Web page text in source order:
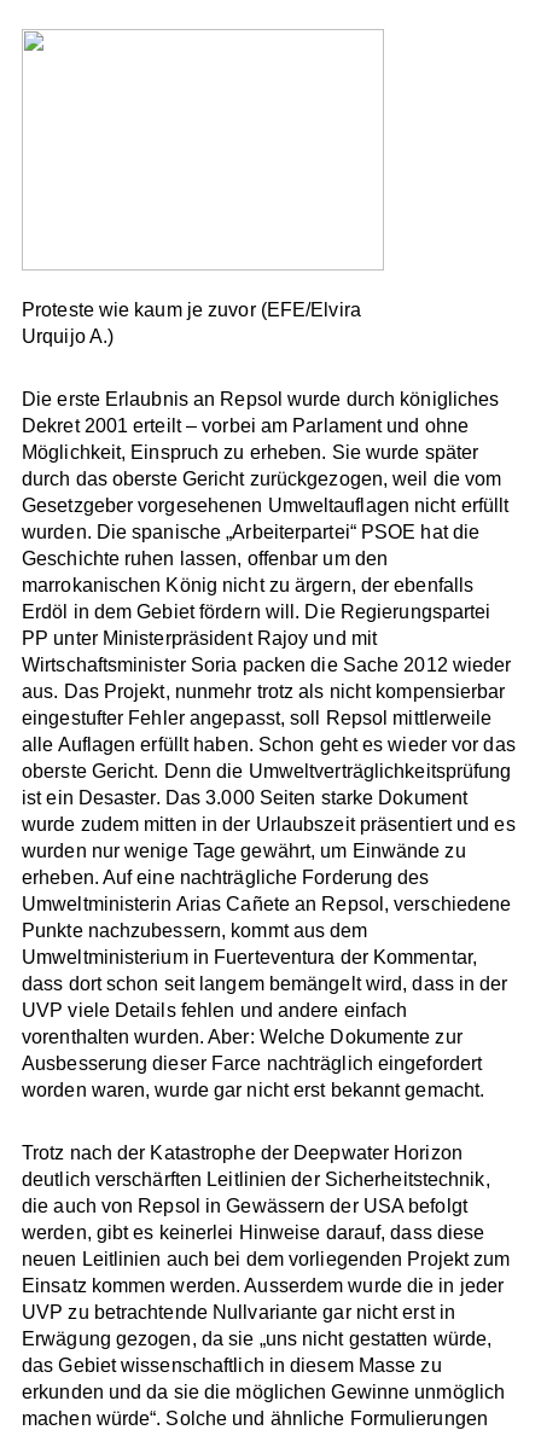
Proteste wie kaum je zuvor (EFE/Elvira
Urquijo A.)
Die erste Erlaubnis an Repsol wurde durch königliches
Dekret 2001 erteilt – vorbei am Parlament und ohne
Möglichkeit, Einspruch zu erheben. Sie wurde später
durch das oberste Gericht zurückgezogen, weil die vom
Gesetzgeber vorgesehenen Umweltauflagen nicht erfüllt
wurden. Die spanische „Arbeiterpartei“ PSOE hat die
Geschichte ruhen lassen, offenbar um den
marrokanischen König nicht zu ärgern, der ebenfalls
Erdöl in dem Gebiet fördern will. Die Regierungspartei
PP unter Ministerpräsident Rajoy und mit
Wirtschaftsminister Soria packen die Sache 2012 wieder
aus. Das Projekt, nunmehr trotz als nicht kompensierbar
eingestufter Fehler angepasst, soll Repsol mittlerweile
alle Auflagen erfüllt haben. Schon geht es wieder vor das
oberste Gericht. Denn die Umweltverträglichkeitsprüfung
ist ein Desaster. Das 3.000 Seiten starke Dokument
wurde zudem mitten in der Urlaubszeit präsentiert und es
wurden nur wenige Tage gewährt, um Einwände zu
erheben. Auf eine nachträgliche Forderung des
Umweltministerin Arias Cañete an Repsol, verschiedene
Punkte nachzubessern, kommt aus dem
Umweltministerium in Fuerteventura der Kommentar,
dass dort schon seit langem bemängelt wird, dass in der
UVP viele Details fehlen und andere einfach
vorenthalten wurden. Aber: Welche Dokumente zur
Ausbesserung dieser Farce nachträglich eingefordert
worden waren, wurde gar nicht erst bekannt gemacht.
Trotz nach der Katastrophe der Deepwater Horizon
deutlich verschärften Leitlinien der Sicherheitstechnik,
die auch von Repsol in Gewässern der USA befolgt
werden, gibt es keinerlei Hinweise darauf, dass diese
neuen Leitlinien auch bei dem vorliegenden Projekt zum
Einsatz kommen werden. Ausserdem wurde die in jeder
UVP zu betrachtende Nullvariante gar nicht erst in
Erwägung gezogen, da sie „uns nicht gestatten würde,
das Gebiet wissenschaftlich in diesem Masse zu
erkunden und da sie die möglichen Gewinne unmöglich
machen würde“. Solche und ähnliche Formulierungen